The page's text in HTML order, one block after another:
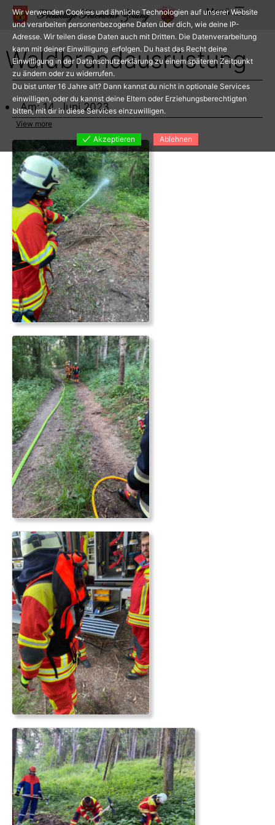
Zum
Inhalt
springen
Menü
Waldbrandausrüstung
Am: 14. Juni 2023
Wir verwenden Cookies und ähnliche Technologien auf unserer Website
und verarbeiten personenbezogene Daten über dich, wie deine IP-
Adresse. Wir teilen diese Daten auch mit Dritten. Die Datenverarbeitung
kann mit deiner Einwilligung erfolgen. Du hast das Recht deine
Einwilligung in der Datenschutzerklärung zu einem späteren Zeitpunkt
zu ändern oder zu widerrufen.
Du bist unter 16 Jahre alt? Dann kannst du nicht in optionale Services
einwilligen, oder du kannst deine Eltern oder Erziehungsberechtigten
bitten, mit dir in diese Services einzuwilligen.
View more
Akzeptieren
Ablehnen